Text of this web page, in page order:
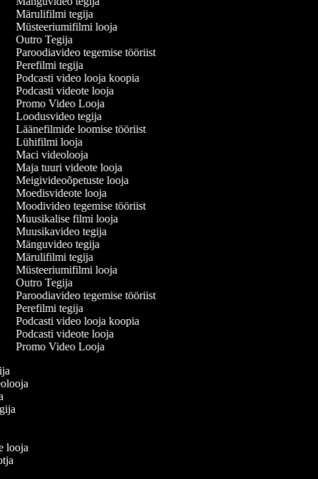
Märulifilmi tegija
Müsteeriumifilmi looja
Outro Tegija
Paroodiavideo tegemise tööriist
Perefilmi tegija
Podcasti video looja koopia
Podcasti videote looja
Promo Video Looja
Loodusvideo tegija
Läänefilmide loomise tööriist
Lühifilmi looja
Maci videolooja
Maja tuuri videote looja
Meigivideoõpetuste looja
Moedisvideote looja
Moodivideo tegemise tööriist
Muusikalise filmi looja
Muusikavideo tegija
Mänguvideo tegija
Märulifilmi tegija
Müsteeriumifilmi looja
Outro Tegija
Paroodiavideo tegemise tööriist
Perefilmi tegija
Podcasti video looja koopia
Podcasti videote looja
Promo Video Looja
looja